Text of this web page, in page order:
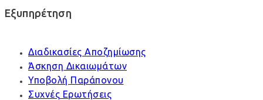
Εξυπηρέτηση
Διαδικασίες Αποζημίωσης
Άσκηση Δικαιωμάτων
Υποβολή Παράπονου
Συχνές Ερωτήσεις